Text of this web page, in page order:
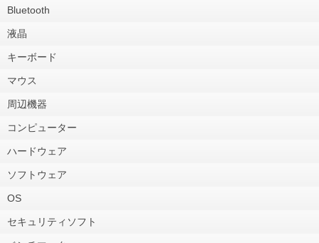
Bluetooth
液晶
キーボード
マウス
周辺機器
コンピューター
ハードウェア
ソフトウェア
OS
セキュリティソフト